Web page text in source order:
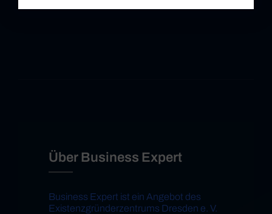
Über Business Expert
Business Expert ist ein Angebot des
Existenzgründerzentrums Dresden e. V.